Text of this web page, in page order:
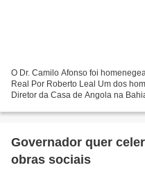
O Dr. Camilo Afonso foi
Real Por Roberto Leal Um dos
Diretor da Casa de Angola na
Governador quer
obras sociais